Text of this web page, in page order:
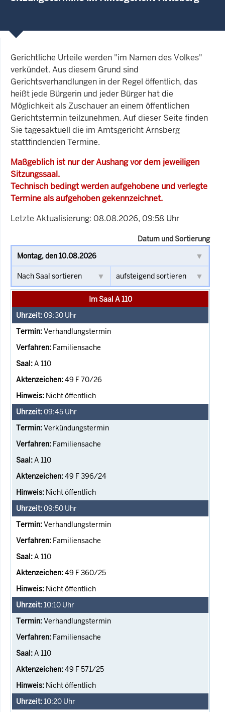
Gerichtliche Urteile werden "im Namen des Volkes"
verkündet. Aus diesem Grund sind
Gerichtsverhandlungen in der Regel öffentlich, das
heißt jede Bürgerin und jeder Bürger hat die
Möglichkeit als Zuschauer an einem öffentlichen
Gerichtstermin teilzunehmen. Auf dieser Seite finden
Sie tagesaktuell die im Amtsgericht Arnsberg
stattfindenden Termine.
Maßgeblich ist nur der Aushang vor dem jeweiligen
Sitzungssaal.
Technisch bedingt werden aufgehobene und verlegte
Termine als aufgehoben gekennzeichnet.
Letzte Aktualisierung: 08.08.2026, 09:58 Uhr
Datum und Sortierung
Im Saal A 110
09:30 Uhr
Verhandlungstermin
Familiensache
A 110
49 F 70/26
Nicht öffentlich
09:45 Uhr
Verkündungstermin
Familiensache
A 110
49 F 396/24
Nicht öffentlich
09:50 Uhr
Verhandlungstermin
Familiensache
A 110
49 F 360/25
Nicht öffentlich
10:10 Uhr
Verhandlungstermin
Familiensache
A 110
49 F 571/25
Nicht öffentlich
10:20 Uhr